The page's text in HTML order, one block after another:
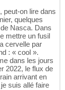
peut-on lire dans
quelques
Nasca. Dans
mettre un fusil
cervelle par
: « cool ».
dans les jours
2022, le flux de
arrivant en
suis allé faire